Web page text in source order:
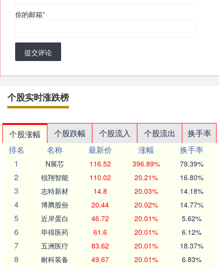
你的邮箱*
提交评论
个股实时涨跌榜
个股涨幅 个股跌幅 个股流入 个股流出
换手率
排名
名称 最新价 涨幅
换手率
1
N展芯 116.52 396.89% 79.39%
2 锐翔智能 110.02 20.21% 16.80%
3 志特新材 14.8 20.03% 14.18%
4 博腾股份 20.44 20.02% 14.77%
5 近岸蛋白 46.72 20.01% 5.62%
6 毕得医药 61.6 20.01% 6.12%
7 五洲医疗 83.62 20.01% 18.37%
8 耐科装备 49.67 20.01% 6.83%